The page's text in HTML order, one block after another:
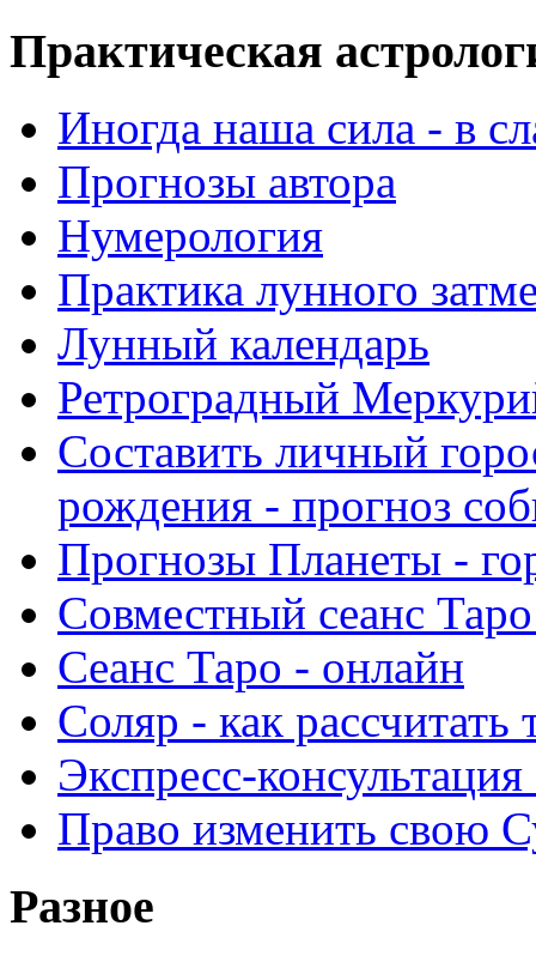
Практическая
Иногда наша сила - в
Прогнозы автора
Нумерология
Практика лунного
Лунный календарь
Ретроградный
Составить личный
рождения - прогноз
Прогнозы Планеты -
Совместный сеанс
Сеанс Таро - онлайн
Соляр - как
Экспресс-
Право изменить свою
Разное